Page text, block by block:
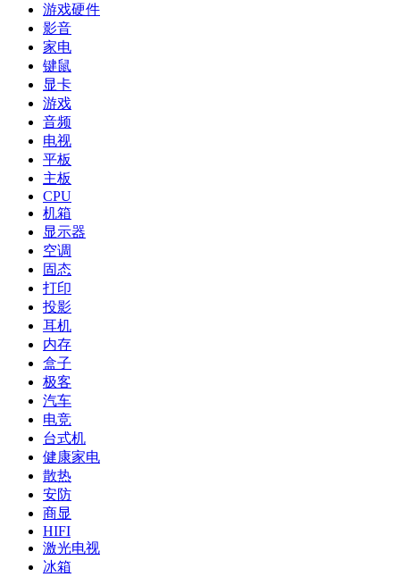
游戏硬件
影音
家电
键鼠
显卡
游戏
音频
电视
平板
主板
CPU
机箱
显示器
空调
固态
打印
投影
耳机
内存
盒子
极客
汽车
电竞
台式机
健康家电
散热
安防
商显
HIFI
激光电视
冰箱